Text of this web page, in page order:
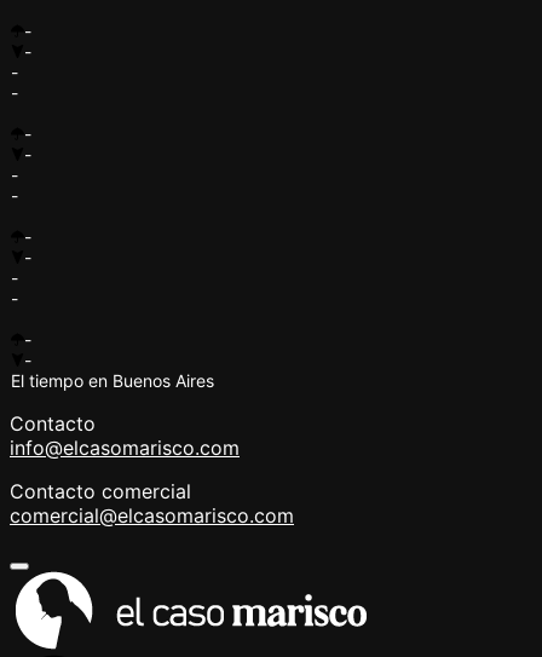
-
-
-
-
-
-
-
-
-
-
-
-
-
-
El tiempo en Buenos Aires
Contacto
info@elcasomarisco.com
Contacto comercial
comercial@elcasomarisco.com